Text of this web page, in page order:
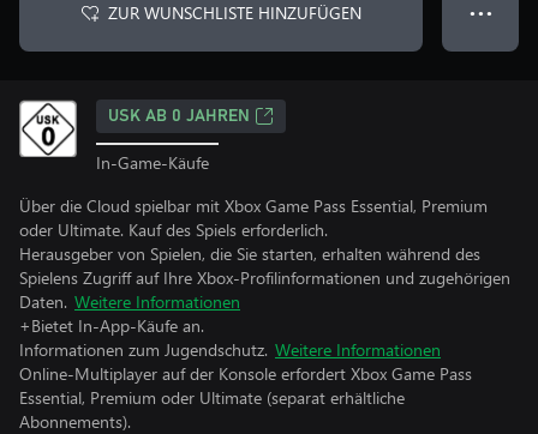
ZUR WUNSCHLISTE HINZUFÜGEN ● ● ●
USK AB 0 JAHREN
In-Game-Käufe
Über die Cloud spielbar mit Xbox Game Pass Essential, Premium
oder Ultimate. Kauf des Spiels erforderlich.
Herausgeber von Spielen, die Sie starten, erhalten während des
Spielens Zugriff auf Ihre Xbox-Profilinformationen und zugehörigen
Daten. Weitere Informationen
+Bietet In-App-Käufe an.
Informationen zum Jugendschutz. Weitere Informationen
Online-Multiplayer auf der Konsole erfordert Xbox Game Pass
Essential, Premium oder Ultimate (separat erhältliche
Abonnements).